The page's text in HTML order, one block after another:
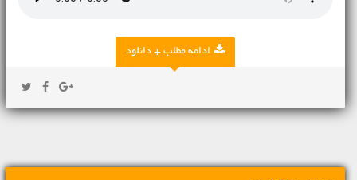
ادامه مطلب + دانلود